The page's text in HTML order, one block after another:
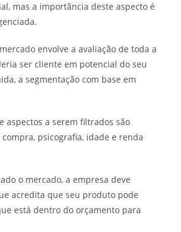
mas a importância deste aspecto é
envolve a avaliação de toda a
ser cliente em potencial do seu
a segmentação com base em
aspectos a serem filtrados são
psicografia, idade e renda
o mercado, a empresa deve
acredita que seu produto pode
está dentro do orçamento para